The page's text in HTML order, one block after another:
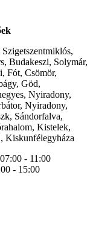
Budakeszi, Solymár,
Fót, Csömör,
Göd,
Nyiradony,
Nyiradony,
Sándorfalva,
Kistelek,
Kiskunfélegyháza
- 11:00
- 15:00